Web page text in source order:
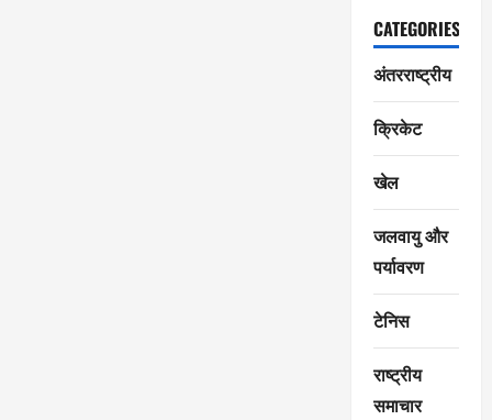
CATEGORIES
अंतरराष्ट्रीय
क्रिकेट
खेल
जलवायु और
पर्यावरण
टेनिस
राष्ट्रीय
समाचार